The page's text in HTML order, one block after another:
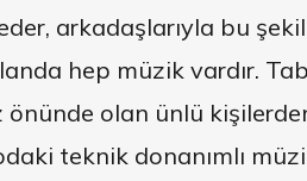
arkadaşlarıyla bu
hep müzik vardır.
önünde olan ünlü
teknik donanımlı